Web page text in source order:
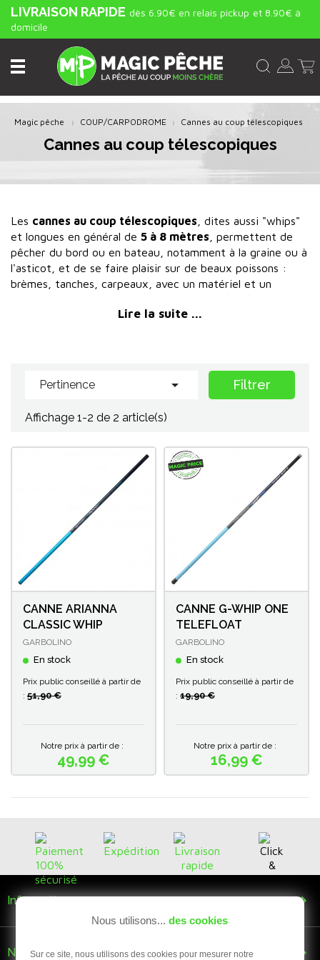
LIVRAISON RAPIDE dès 6.90€ en relais pickup et 8.90€ à
domicile
Magic pêche COUP/CARPODROME Cannes au coup télescopiques
Cannes au coup télescopiques
Les cannes au coup télescopiques , dites aussi "whips"
et longues en général de 5 à 8 mètres , permettent de
pêcher du bord ou en bateau, notamment à la graine ou à
l'asticot, et de se faire plaisir sur de beaux poissons :
brèmes, tanches, carpeaux, avec un matériel et un
encore plus courtes, sont destinées aux pêches de
Garbolino, de tailles, actions et longueurs différentes. Il
est possible de monter des élastiques dans les scions
creux des cannes télescopiques au coup. Certains
modèles sont équipés de scions carbone pleins, pour des
Lire la suite ...
Pertinence  Filtrer
Affichage 1-2 de 2 article(s)
CANNE ARIANNA
CLASSIC WHIP
GARBOLINO
En stock
Prix public conseillé à partir de
: 51,90 €
Prix
Notre prix à partir de :
49,99 €
CANNE G-WHIP ONE
TELEFLOAT
GARBOLINO
En stock
Prix public conseillé à partir de
: 19,90 €
Prix
Notre prix à partir de :
16,99 €
Informations 
Nous suivre 
Nous utilisons... des cookies
Sur ce site, nous utilisons des cookies pour mesurer notre